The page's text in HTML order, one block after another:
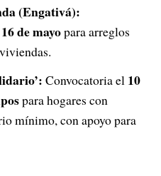
(Engativá):
de mayopara arreglos
Convocatoria el 10
para hogares con
mínimo, con apoyo para